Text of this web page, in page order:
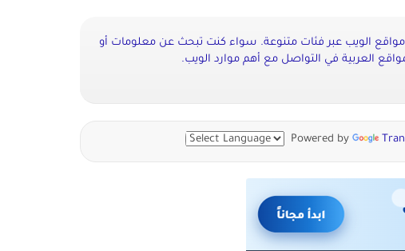
مواقع الويب عبر فئات متنوعة. سواء كنت تبحث عن معلومات أو
العربية في التواصل مع أهم موارد الويب.
Powered by